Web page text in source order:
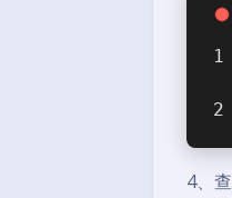
4、